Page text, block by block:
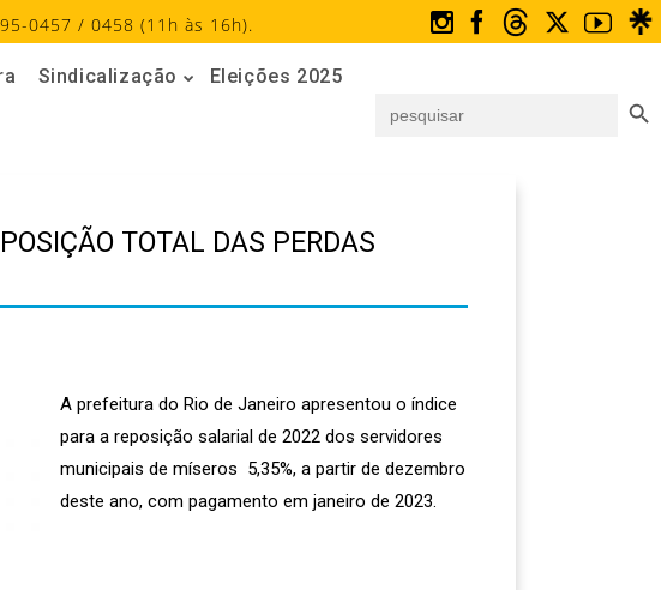
0457 / 0458 (11h às 16h).
Sindicalização
Eleições 2025
for:
TOTAL DAS PERDAS
A prefeitura do Rio de Janeiro apresentou o índice
para a reposição salarial de 2022 dos servidores
municipais de míseros 5,35%, a partir de dezembro
deste ano, com pagamento em janeiro de 2023.